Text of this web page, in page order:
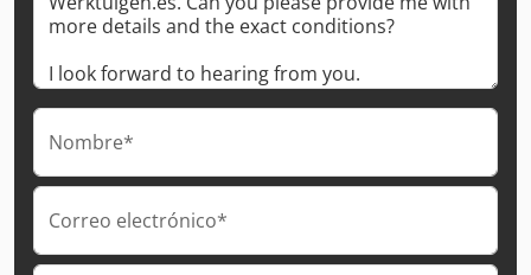
Nombre*
Correo electrónico*